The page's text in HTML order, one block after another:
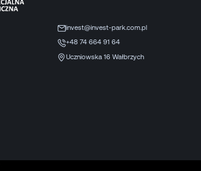
invest@invest-park.com.pl
+48 74 664 91 64
Uczniowska 16 Wałbrzych